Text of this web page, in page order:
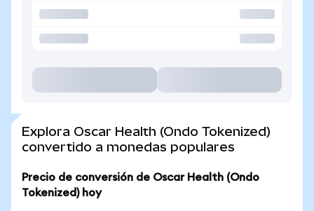
Explora Oscar Health (Ondo Tokenized)
convertido a monedas populares
Precio de conversión de Oscar Health (Ondo
Tokenized) hoy